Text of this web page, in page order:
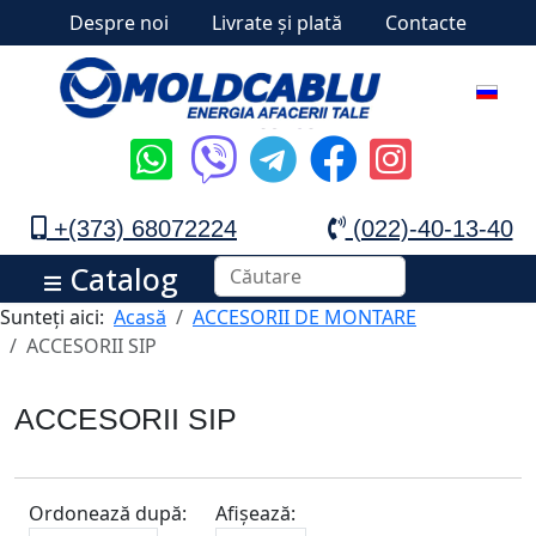
Despre noi Livrate și plată Contacte
+(373) 68072224 (022)-40-13-40
Catalog
Sunteți aici: Acasă
ACCESORII DE MONTARE
ACCESORII SIP
ACCESORII SIP
Ordonează după: Afișează: